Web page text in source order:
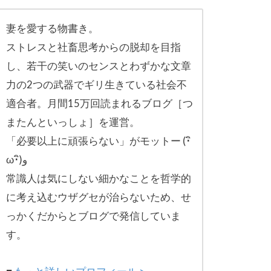
妻を愛する物書き。
ストレスと社畜思考からの脱却を目指
し、 若干の笑いのセンスとわずかな文章
力の2つの武器でギリ生きている社会不
適合者。月間15万回読まれるブログ［つ
またんといっしょ］を運営。
「必要以上に頑張らない」がモットー (･ิ
ω･ิ)و
常識人は気にしない細かなことを哲学的
に考え込むウザグセが治らないため、せ
っかくだからとブログで発信していま
す。